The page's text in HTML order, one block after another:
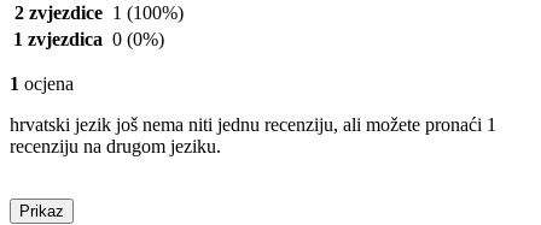
2 zvjezdice 1 (100%)
1 zvjezdica 0 (0%)
1 ocjena
hrvatski jezik još nema niti jednu recenziju, ali možete pronaći 1
recenziju na drugom jeziku.
Prikaz